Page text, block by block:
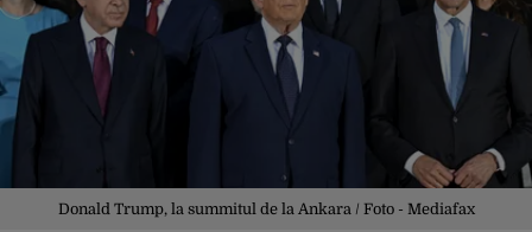
Donald Trump, la summitul de la Ankara / Foto - Mediafax